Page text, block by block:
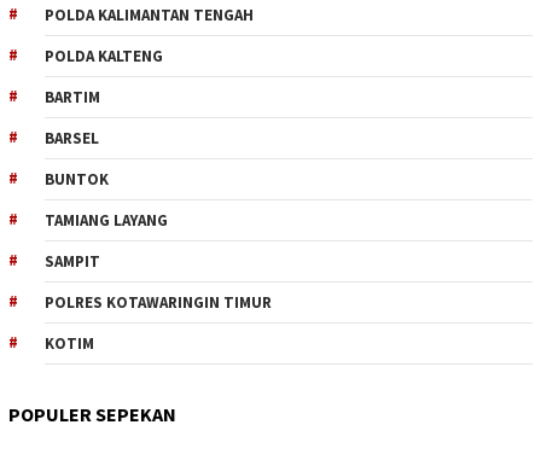
POLDA KALIMANTAN TENGAH
POLDA KALTENG
BARTIM
BARSEL
BUNTOK
TAMIANG LAYANG
SAMPIT
POLRES KOTAWARINGIN TIMUR
KOTIM
POPULER SEPEKAN